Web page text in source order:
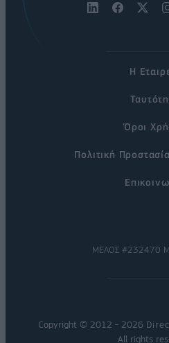
Η
Όροι
Πολιτική
ΜΕΛΟΣ #232470
Copyright © 2012 - 2026
All rights